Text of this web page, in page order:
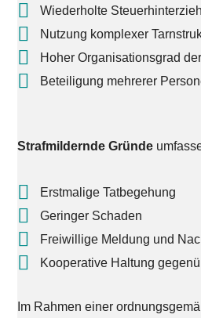
Wiederholte
Nutzung komplexer
Hoher Organisationsgrad
Beteiligung mehrerer
Strafmildernde Gründe
Erstmalige Tatbegehung
Geringer Schaden
Freiwillige Meldung und
Kooperative Haltung
Im Rahmen einer